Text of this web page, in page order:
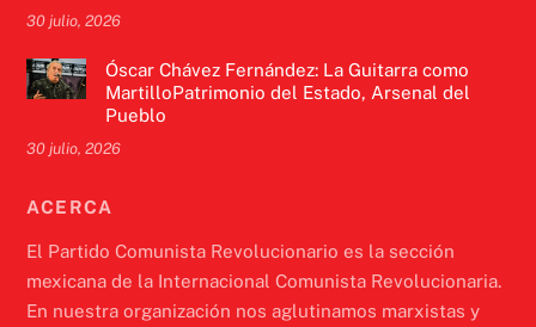
30 julio, 2026
Óscar Chávez Fernández: La Guitarra como
MartilloPatrimonio del Estado, Arsenal del
Pueblo
30 julio, 2026
ACERCA
El Partido Comunista Revolucionario es la sección
mexicana de la Internacional Comunista Revolucionaria.
En nuestra organización nos aglutinamos marxistas y